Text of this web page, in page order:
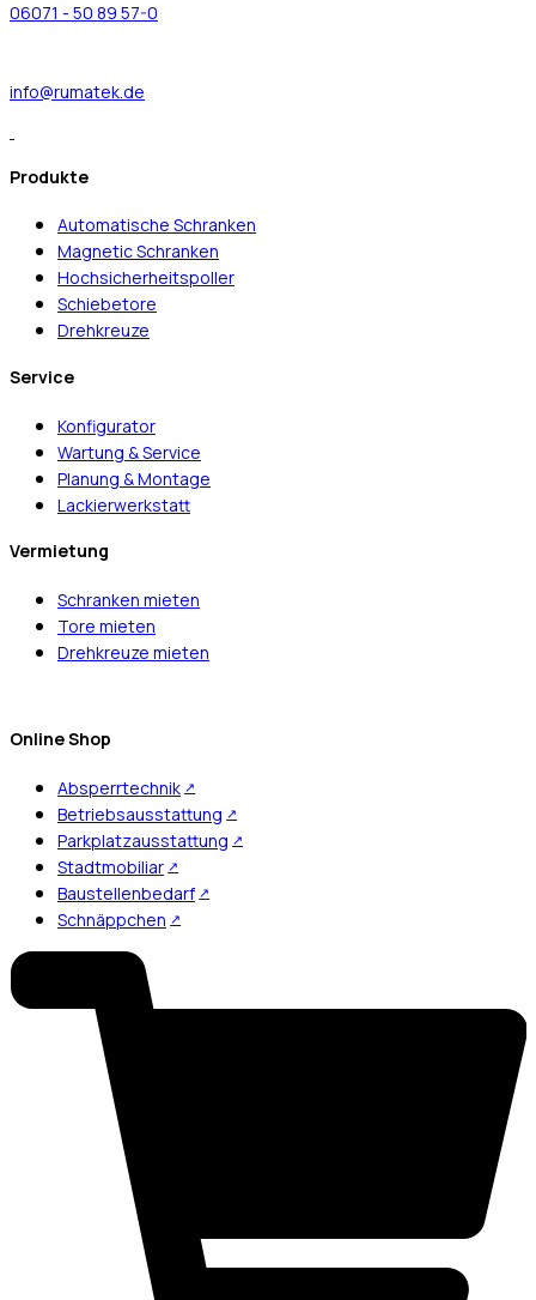
06071 - 50 89 57-0
info@rumatek.de
Produkte
Automatische Schranken
Magnetic Schranken
Hochsicherheitspoller
Schiebetore
Drehkreuze
Service
Konfigurator
Wartung & Service
Planung & Montage
Lackierwerkstatt
Vermietung
Schranken mieten
Tore mieten
Drehkreuze mieten
Online Shop
Absperrtechnik
Betriebsausstattung
Parkplatzausstattung
Stadtmobiliar
Baustellenbedarf
Schnäppchen